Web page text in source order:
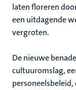
laten floreren
een uitdagende
vergroten.
De nieuwe
cultuuromslag,